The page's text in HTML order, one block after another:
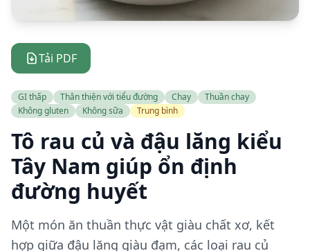
Tải PDF
GI thấp Thân thiện với tiểu đường Chay
Thuần chay
Không gluten
Không sữa Trung bình
Tô rau củ và đậu lăng kiểu
Tây Nam giúp ổn định
đường huyết
Một món ăn thuần thực vật giàu chất xơ, kết
hợp giữa đậu lăng giàu đạm, các loại rau củ